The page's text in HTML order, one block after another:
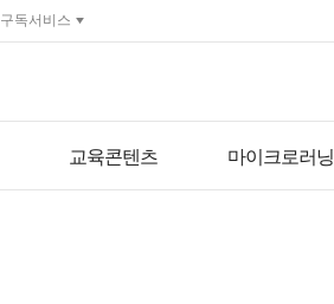
구독서비스
교육콘텐츠 마이크로러닝